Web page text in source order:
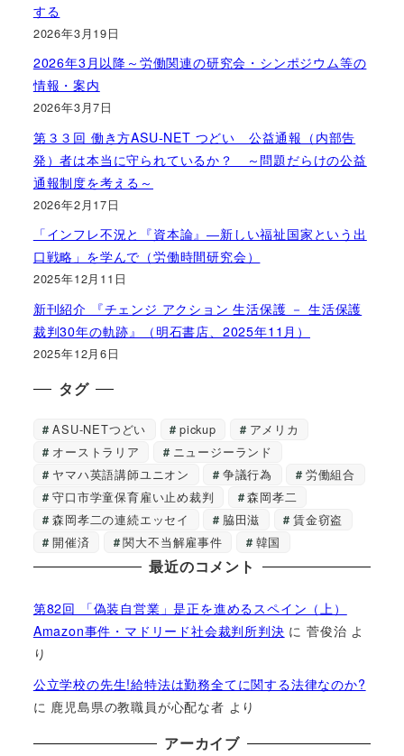
する
2026年3月19日
2026年3月以降～労働関連の研究会・シンポジウム等の
情報・案内
2026年3月7日
第３３回 働き方ASU-NET つどい 公益通報（内部告
発）者は本当に守られているか？ ～問題だらけの公益
通報制度を考える～
2026年2月17日
「インフレ不況と『資本論』―新しい福祉国家という出
口戦略」を学んで（労働時間研究会）
2025年12月11日
新刊紹介 『チェンジ アクション 生活保護 － 生活保護
裁判30年の軌跡』（明石書店、2025年11月）
2025年12月6日
タグ
ASU-NETつどい pickup
アメリカ
オーストラリア
ニュージーランド
ヤマハ英語講師ユニオン
争議行為
労働組合
守口市学童保育雇い止め裁判
森岡孝二
森岡孝二の連続エッセイ
脇田滋
賃金窃盗
開催済
関大不当解雇事件 韓国
最近のコメント
第82回 「偽装自営業」是正を進めるスペイン（上）
Amazon事件・マドリード社会裁判所判決 に菅俊治 よ
り
公立学校の先生!給特法は勤務全てに関する法律なのか?
に 鹿児島県の教職員が心配な者 より
アーカイブ